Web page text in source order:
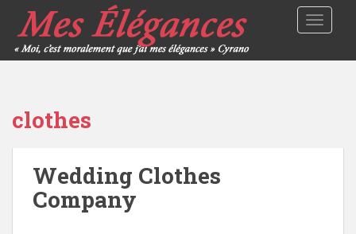
clothes
Wedding Clothes
Company